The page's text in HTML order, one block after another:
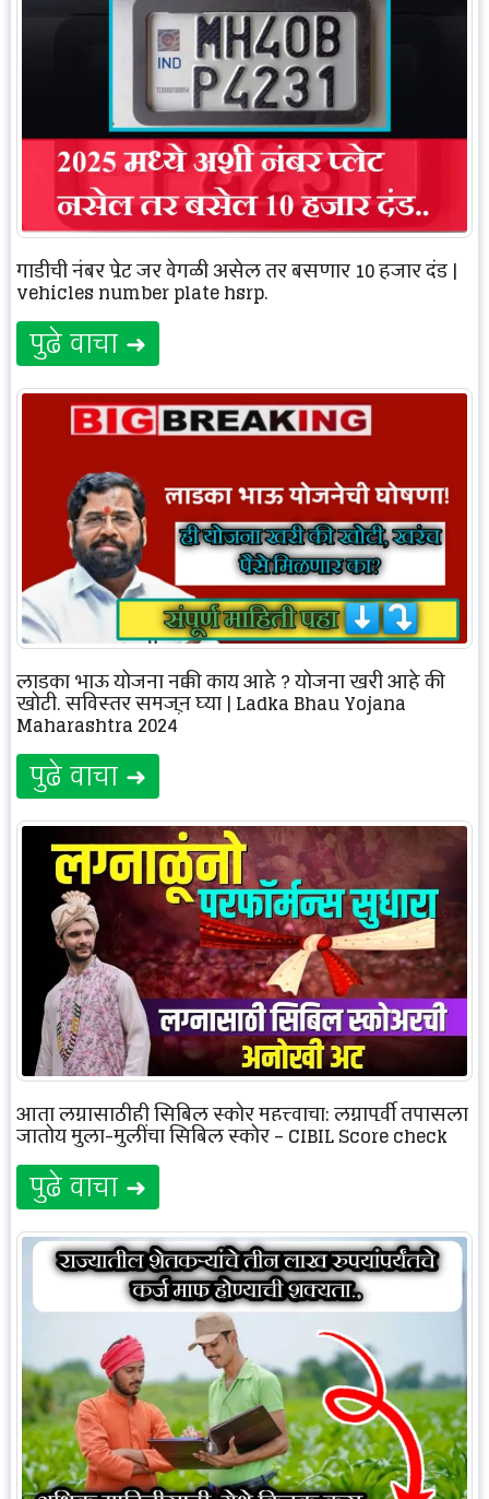
गाडीची नंबर प्लेट जर वेगळी असेल तर बसणार 10 हजार दंड |
vehicles number plate hsrp.
पुढे वाचा ➜
लाडका भाऊ योजना नक्की काय आहे ? योजना खरी आहे की
खोटी, सविस्तर समजून घ्या | Ladka Bhau Yojana
Maharashtra 2024
पुढे वाचा ➜
आता लग्नासाठीही सिबिल स्कोर महत्त्वाचा; लग्नापूर्वी तपासला
जातोय मुला-मुलींचा सिबिल स्कोर – CIBIL Score check
पुढे वाचा ➜